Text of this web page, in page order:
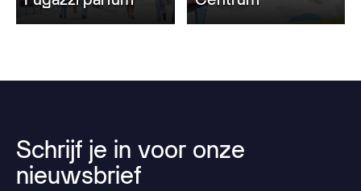
Schrijf je in voor onze
nieuwsbrief